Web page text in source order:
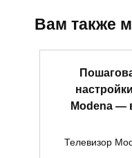
Вам также
Modena —
Телевизор